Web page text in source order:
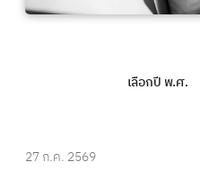
เลือกปี พ.ศ.
27 ก.ค. 2569